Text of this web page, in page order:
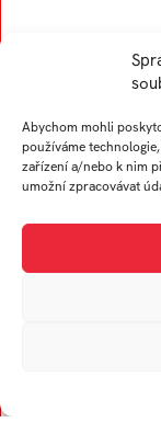
Abychom mohli
používáme
zařízení a/nebo k nim
umožní zpracovávat
V